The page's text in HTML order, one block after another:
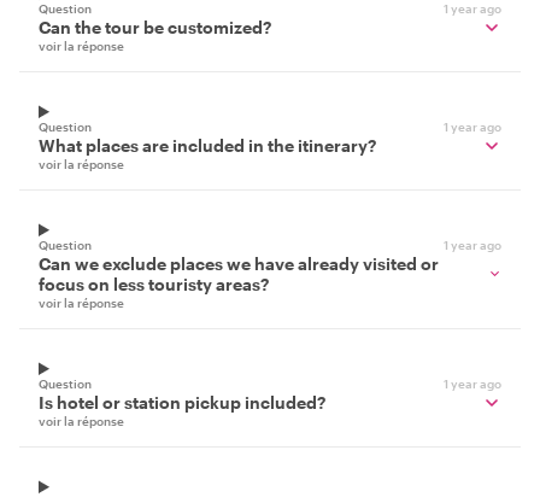
Question 1 year ago
Can the tour be customized?
voir la réponse
Question 1 year ago
What places are included in the itinerary?
voir la réponse
Question 1 year ago
Can we exclude places we have already visited or
focus on less touristy areas?
voir la réponse
Question 1 year ago
Is hotel or station pickup included?
voir la réponse